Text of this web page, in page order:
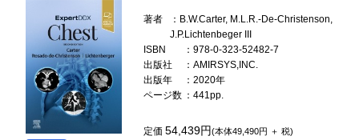
著者
：B.W.Carter, M.L.R.-De-Christenson,
J.P.Lichtenbeger III
ISBN
：978-0-323-52482-7
出版社
：AMIRSYS,INC.
出版年
：2020年
ページ数 ：441pp.
定価54,439円(本体49,490円 ＋ 税)